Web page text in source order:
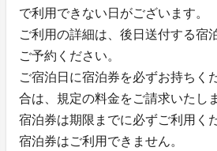
で利用できない日がございます。
ご利用の詳細は、後日送付する宿
ご予約ください。
ご宿泊日に宿泊券を必ずお持ちく
合は、規定の料金をご請求いたし
宿泊券は期限までに必ずご利用く
宿泊券はご利用できません。